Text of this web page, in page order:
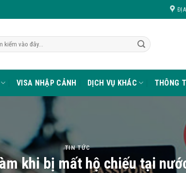
VISA NHẬP CẢNH DỊCH VỤ KHÁC THÔNG
TIN TỨC
khi bị mất hộ chiếu tại